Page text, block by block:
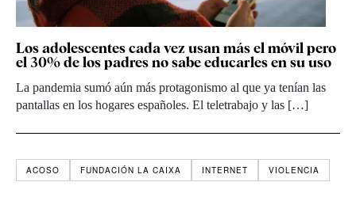
Los adolescentes cada vez usan más el móvil pero
el 30% de los padres no sabe educarles en su uso
La pandemia sumó aún más protagonismo al que ya tenían las
pantallas en los hogares españoles. El teletrabajo y las […]
ACOSO FUNDACIÓN LA CAIXA INTERNET VIOLENCIA